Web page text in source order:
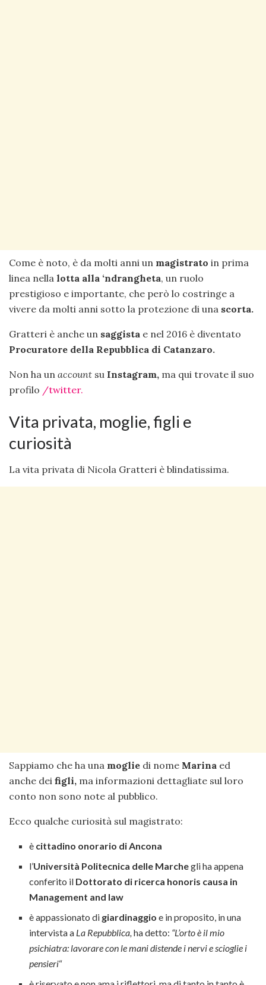
Come è noto, è da molti anni un magistrato in prima
linea nella lotta alla ‘ndrangheta, un ruolo
prestigioso e importante, che però lo costringe a
vivere da molti anni sotto la protezione di una scorta.
Gratteri è anche un saggista e nel 2016 è diventato
Procuratore della Repubblica di Catanzaro.
Non ha un account su Instagram, ma qui trovate il suo
profilo /twitter.
Vita privata, moglie, figli e
curiosità
La vita privata di Nicola Gratteri è blindatissima.
Sappiamo che ha una moglie di nome Marina ed
anche dei figli, ma informazioni dettagliate sul loro
conto non sono note al pubblico.
Ecco qualche curiosità sul magistrato:
è cittadino onorario di Ancona
l’Università Politecnica delle Marchegli ha appena
conferito il Dottorato di ricerca honoris causa in
Management and law
è appassionato di giardinaggio e in proposito, in una
intervista a La Repubblica, ha detto: “L’orto è il mio
psichiatra: lavorare con le mani distende i nervi e scioglie i
pensieri“